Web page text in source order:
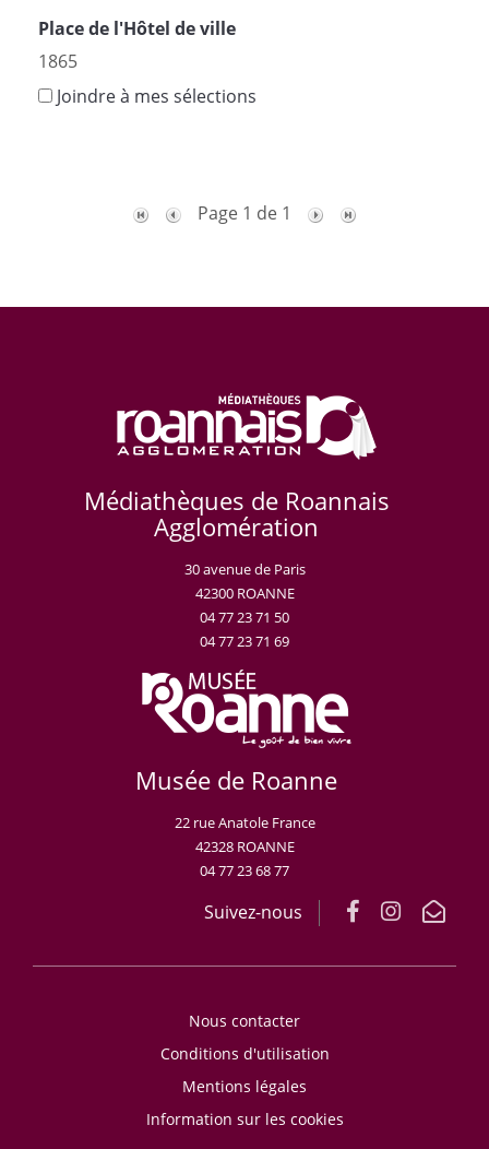
Place de l'Hôtel de ville
1865
Joindre à mes sélections
Page 1 de 1
Médiathèques de Roannais
Agglomération
30 avenue de Paris
42300 ROANNE
04 77 23 71 50
04 77 23 71 69
Musée de Roanne
22 rue Anatole France
42328 ROANNE
04 77 23 68 77
Suivez-nous
Nous contacter
Conditions d'utilisation
Mentions légales
Information sur les cookies